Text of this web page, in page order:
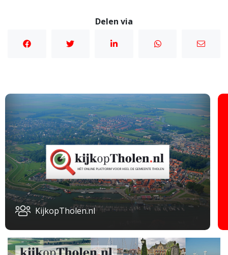
Delen via
KijkopTholen.nl